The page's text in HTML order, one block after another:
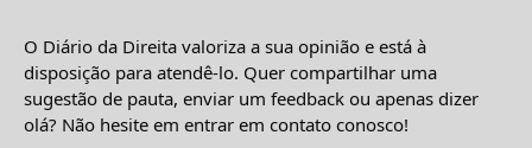
O Diário da Direita valoriza a sua opinião e está à
disposição para atendê-lo. Quer compartilhar uma
sugestão de pauta, enviar um feedback ou apenas dizer
olá? Não hesite em entrar em contato conosco!